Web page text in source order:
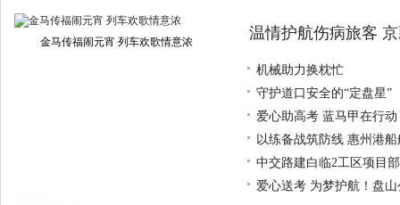
金马传福闹元宵 列车欢歌情意浓 温情护航伤病旅客
机械助力换枕忙
守护道口安全的“定盘星”
爱心助高考 蓝马甲在行动
以练备战筑防线 惠州港
中交路建白临2工区项目
爱心送考 为梦护航！盘